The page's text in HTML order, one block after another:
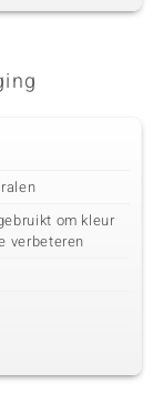
om kleur
verbeteren